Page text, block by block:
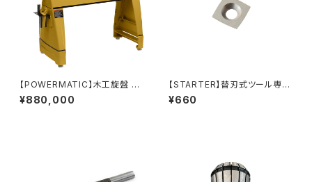
【POWERMATIC】木工旋盤 35
20C
¥880,000
【STARTER】替刃式ツール専用
替刃（R四角）
¥660